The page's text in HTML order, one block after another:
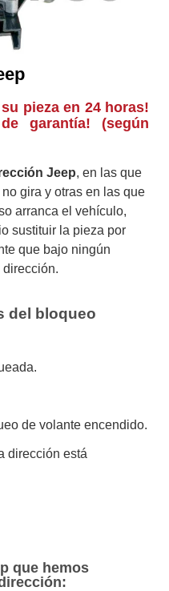
pieza en 24 horas!
garantía! (según
Jeep, en las que
gira y otras en las que
arranca el vehículo,
sustituir la pieza por
que bajo ningún
dirección.
del bloqueo
de volante encendido.
dirección está
que hemos